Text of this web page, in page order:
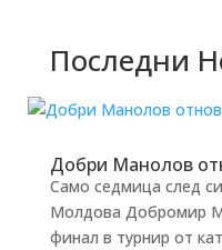
Последни
Добри Манолов
Само седмица след
Молдова Добромир
финал в турнир от